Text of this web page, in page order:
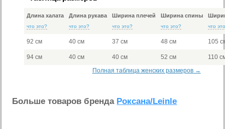
Длина халата
что это?
Длина рукава
что это?
Ширина плечей
что это?
Ширина спины
что это? что
92 см 40 см 37 см 48 см 105
94 см 40 см 40 см 52 см
110
Полная таблица женских размеров →
Больше товаров бренда Роксана/Leinle